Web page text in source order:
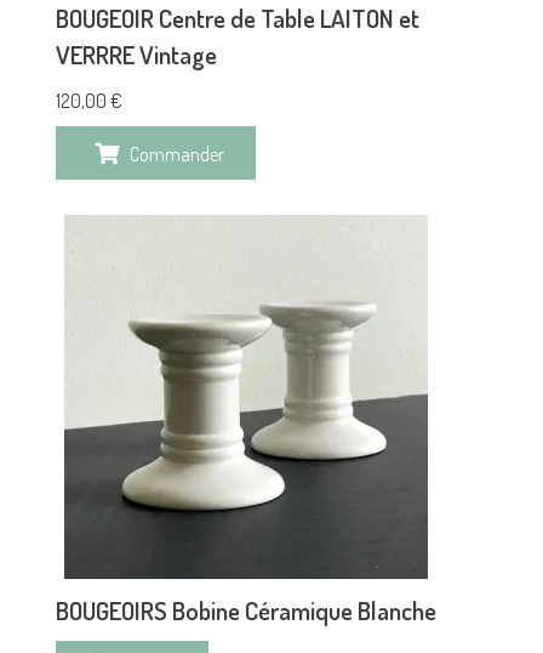
BOUGEOIR Centre de Table LAITON et
VERRRE Vintage
120,00 €
Commander
BOUGEOIRS Bobine Céramique Blanche